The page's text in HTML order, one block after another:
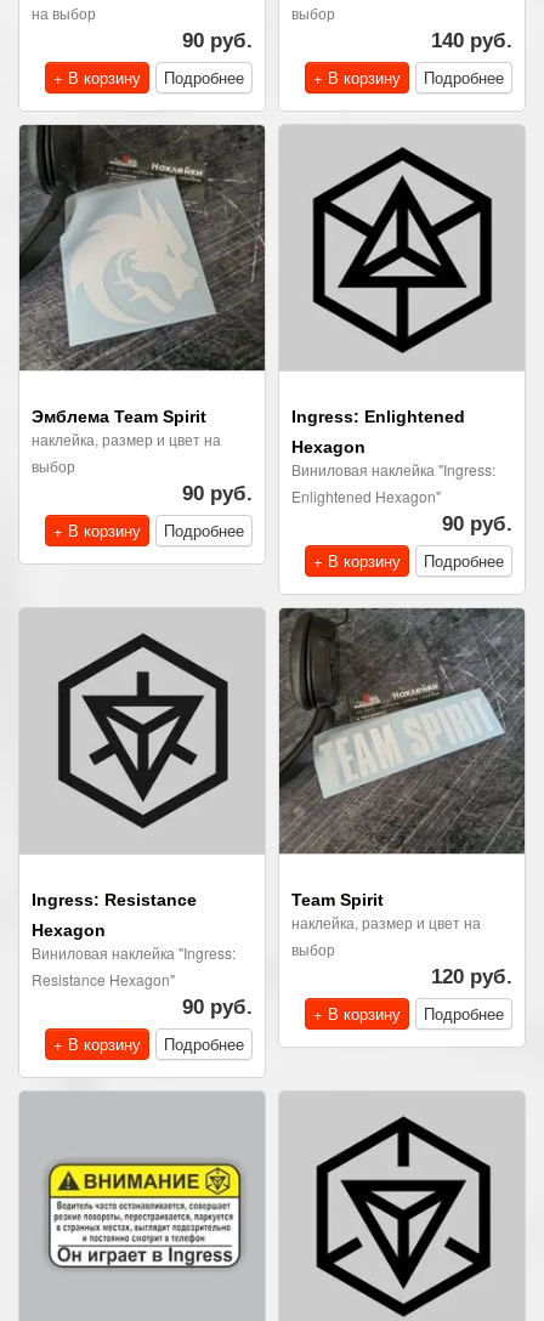
на выбор
90 руб.
+ В корзину
Подробнее
выбор
140 руб.
+ В корзину
Подробнее
Эмблема Team Spirit
наклейка, размер и цвет на
выбор
90 руб.
+ В корзину
Подробнее
Ingress: Enlightened
Hexagon
Виниловая наклейка "Ingress:
Enlightened Hexagon"
90 руб.
+ В корзину
Подробнее
Ingress: Resistance
Hexagon
Виниловая наклейка "Ingress:
Resistance Hexagon"
90 руб.
+ В корзину
Подробнее
Team Spirit
наклейка, размер и цвет на
выбор
120 руб.
+ В корзину
Подробнее